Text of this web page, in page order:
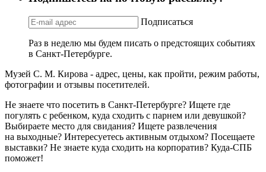
Подписаться
Раз в неделю мы будем писать о предстоящих событиях
в Санкт-Петербурге.
Музей С. М. Кирова - адрес, цены, как пройти, режим работы,
фотографии и отзывы посетителей.
Не знаете что посетить в Санкт-Петербурге? Ищете где
погулять с ребенком, куда сходить с парнем или девушкой?
Выбираете место для свидания? Ищете развлечения
на выходные? Интересуетесь активным отдыхом? Посещаете
выставки? Не знаете куда сходить на корпоратив? Куда-СПБ
поможет!